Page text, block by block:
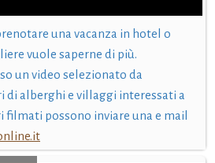
una vacanza in hotel o
vuole saperne di più.
un video selezionato da
di alberghi e villaggi interessati a
possono inviare una e mail